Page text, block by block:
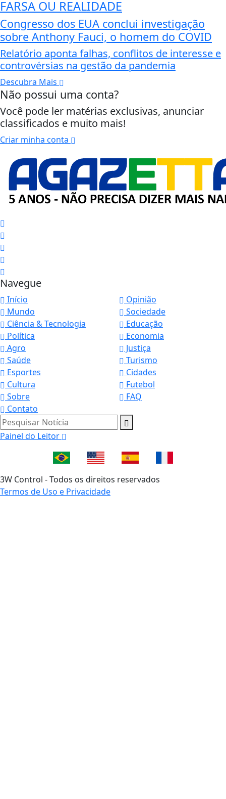
FARSA OU REALIDADE
Congresso dos EUA conclui investigação
sobre Anthony Fauci, o homem do COVID
Relatório aponta falhas, conflitos de interesse e
controvérsias na gestão da pandemia
Descubra Mais
Não possui uma conta?
Você pode ler matérias exclusivas, anunciar
classificados e muito mais!
Criar minha conta
Navegue
Início
Opinião
Mundo
Sociedade
Ciência & Tecnologia
Educação
Política
Economia
Agro
Justiça
Saúde
Turismo
Esportes
Cidades
Cultura
Futebol
Sobre
FAQ
Contato
Pesquisar Notícia
Painel do Leitor
3W Control - Todos os direitos reservados
Termos de Uso e Privacidade